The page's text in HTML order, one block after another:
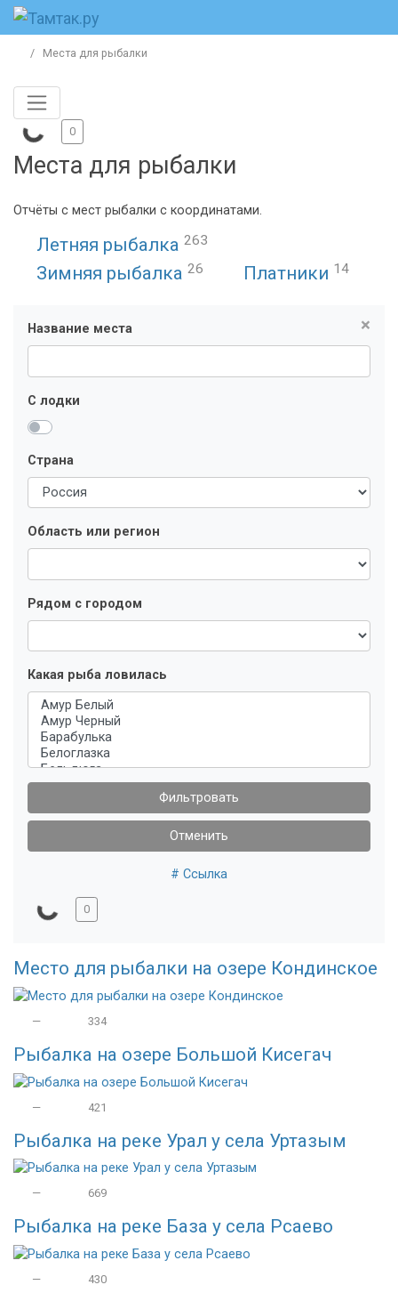
Места для рыбалки
Места для рыбалки
0
Отчёты с мест рыбалки с координатами.
Летняя рыбалка 263
Зимняя рыбалка 26 Платники 14
×
Название места
С лодки
Страна
Область или регион
Рядом с городом
Какая рыба ловилась
Фильтровать
Отменить
# Ссылка
0
Место для рыбалки на озере Кондинское
— 334
Рыбалка на озере Большой Кисегач
— 421
Рыбалка на реке Урал у села Уртазым
— 669
Рыбалка на реке База у села Рсаево
— 430